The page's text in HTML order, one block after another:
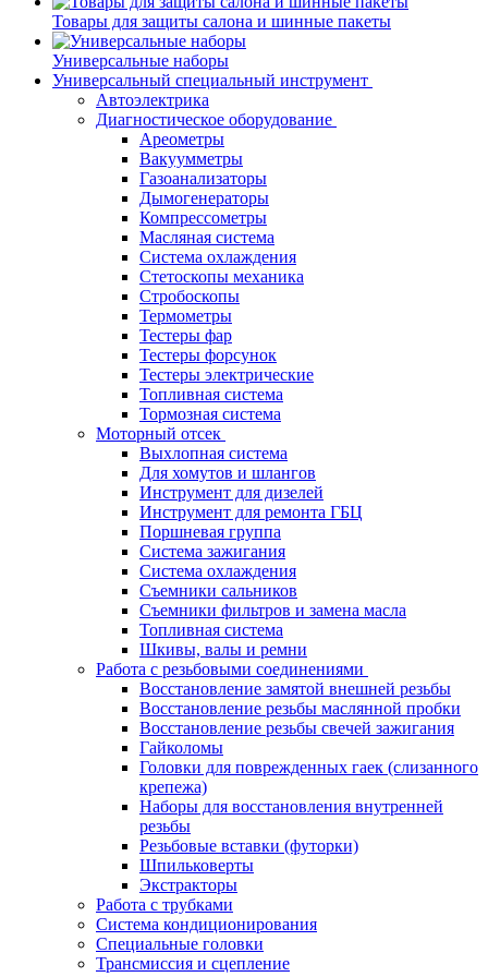
Товары для защиты салона и шинные пакеты
Универсальные наборы
Универсальный специальный инструмент
Автоэлектрика
Диагностическое оборудование
Ареометры
Вакуумметры
Газоанализаторы
Дымогенераторы
Компрессометры
Масляная система
Система охлаждения
Стетоскопы механика
Стробоскопы
Термометры
Тестеры фар
Тестеры форсунок
Тестеры электрические
Топливная система
Тормозная система
Моторный отсек
Выхлопная система
Для хомутов и шлангов
Инструмент для дизелей
Инструмент для ремонта ГБЦ
Поршневая группа
Система зажигания
Система охлаждения
Съемники сальников
Съемники фильтров и замена масла
Топливная система
Шкивы, валы и ремни
Работа с резьбовыми соединениями
Восстановление замятой внешней резьбы
Восстановление резьбы маслянной пробки
Восстановление резьбы свечей зажигания
Гайколомы
Головки для поврежденных гаек (слизанного
крепежа)
Наборы для восстановления внутренней
резьбы
Резьбовые вставки (футорки)
Шпильковерты
Экстракторы
Работа с трубками
Система кондиционирования
Специальные головки
Трансмиссия и сцепление